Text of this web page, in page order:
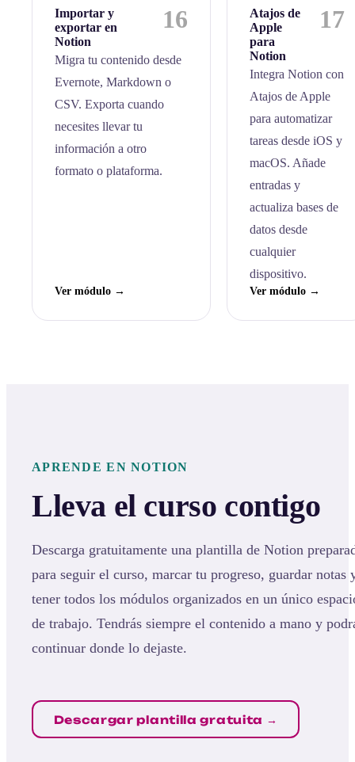
Importar y
exportar en
Notion
16
Migra tu contenido desde
Evernote, Markdown o
CSV. Exporta cuando
necesites llevar tu
información a otro
formato o plataforma.
Ver módulo →
Atajos de
Apple
para
Notion
17
Integra Notion con
Atajos de Apple
para automatizar
tareas desde iOS y
macOS. Añade
entradas y
actualiza bases de
datos desde
cualquier
dispositivo.
Ver módulo →
APRENDE EN NOTION
Lleva el curso contigo
Descarga gratuitamente una plantilla de Notion
para seguir el curso, marcar tu progreso, guardar notas
tener todos los módulos organizados en un único
de trabajo. Tendrás siempre el contenido a mano y
continuar donde lo dejaste.
Descargar plantilla gratuita →